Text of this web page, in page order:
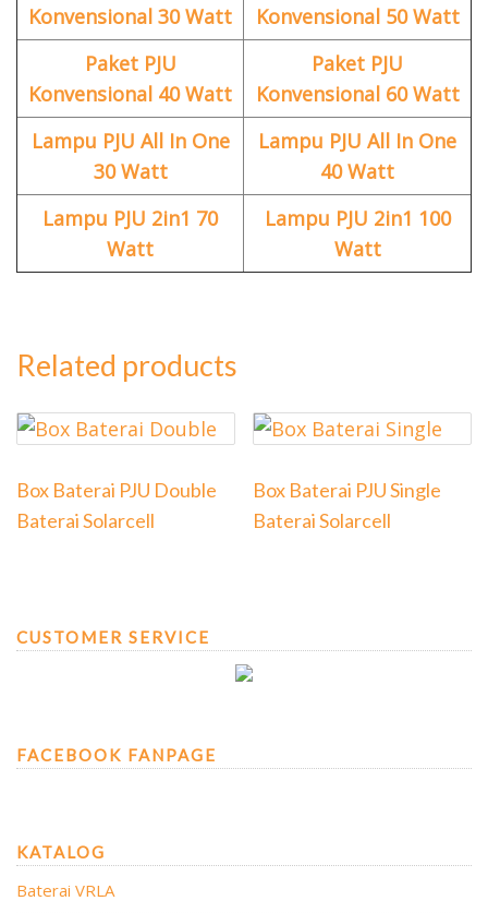
Konvensional 30 Watt
Konvensional 50 Watt
Paket PJU
Konvensional 40 Watt
Paket PJU
Konvensional 60 Watt
Lampu PJU All In One
30 Watt
Lampu PJU All In One
40 Watt
Lampu PJU 2in1 70
Watt
Lampu PJU 2in1 100
Watt
Related products
Box Baterai PJU Double
Baterai Solarcell
Box Baterai PJU Single
Baterai Solarcell
CUSTOMER SERVICE
FACEBOOK FANPAGE
KATALOG
Baterai VRLA